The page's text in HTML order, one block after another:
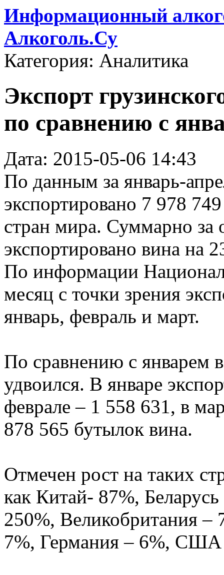
Информационный
Алкоголь.Су
Категория: Аналитика
Экспорт
по сравнению с
Дата: 2015-05-06 14:43
По данным за январь-
экспортировано 7 978
стран мира. Суммарно за
экспортировано вина
По информации
месяц с точки зрения
январь, февраль и март.
По сравнению с январем
удвоился. В январе
феврале – 1 558 631, в
878 565 бутылок вина.
Отмечен рост на таких
как Китай- 87%,
250%, Великобритания
7%, Германия – 6%, США